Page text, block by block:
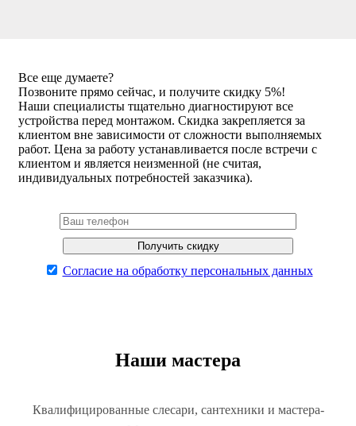
Все еще думаете?
Позвоните прямо сейчас, и получите скидку 5%!
Наши специалисты тщательно диагностируют все
устройства перед монтажом. Скидка закрепляется за
клиентом вне зависимости от сложности выполняемых
работ. Цена за работу устанавливается после встречи с
клиентом и является неизменной (не считая,
индивидуальных потребностей заказчика).
Согласие на обработку персональных данных
Наши мастера
Квалифицированные слесари, сантехники и мастера-